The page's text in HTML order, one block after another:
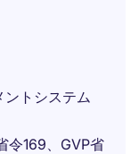
ントシステム
令169、GVP省